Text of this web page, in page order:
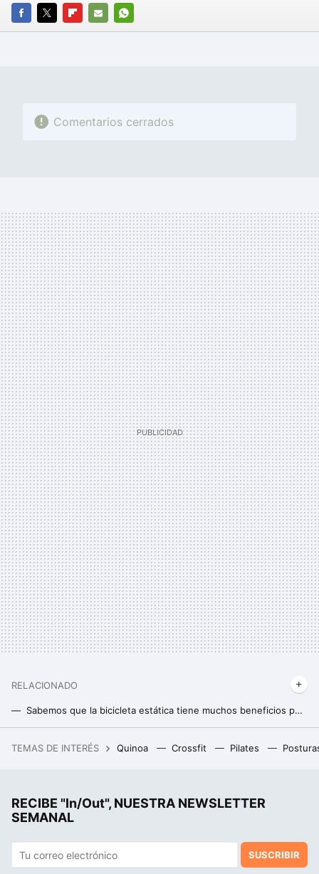
FACEBOOK
TWITTERFLIPBOARD
E-
WHATSAPP
Comentarios cerrados
RELACIONADO
Sabemos que la bicicleta estática tiene muchos beneficios pero hay uno que tiene asombrada a la ciencia: mejora la memoria
TEMAS DE INTERÉS Quinoa Crossfit Pilates
RECIBE "In/Out", NUESTRA NEWSLETTER
SEMANAL
SUSCRIBIR